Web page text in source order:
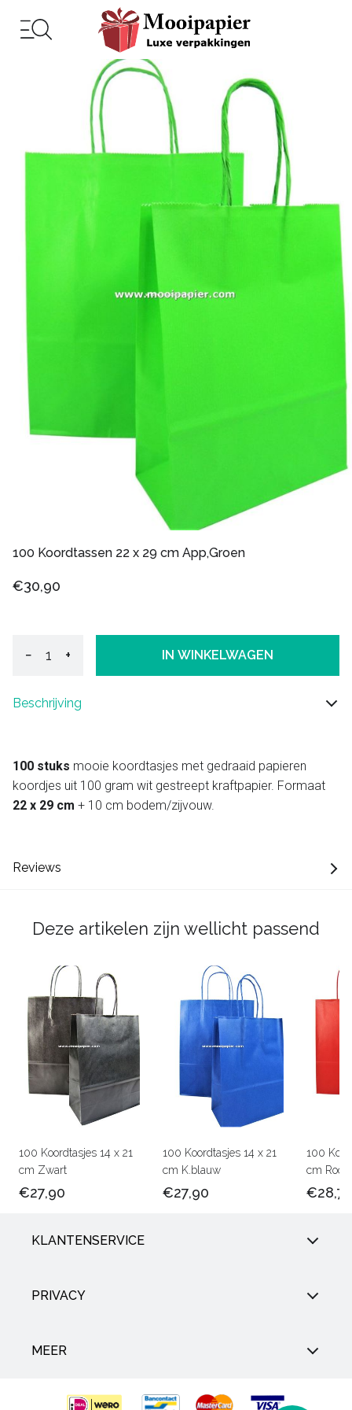
100 Koordtassen 22 x 29 cm App,Groen
€30,90
− + IN WINKELWAGEN
Beschrijving
100 stuks mooie koordtasjes met gedraaid papieren
koordjes uit 100 gram wit gestreept kraftpapier. Formaat
22 x 29 cm + 10 cm bodem/zijvouw.
Reviews
Deze artikelen zijn wellicht passend
100 Koordtasjes 14 x 21
cm Zwart
€27,90
100 Koordtasjes 14 x 21
cm K.blauw
€27,90
100
cm Rood
€28,75
KLANTENSERVICE
PRIVACY
MEER